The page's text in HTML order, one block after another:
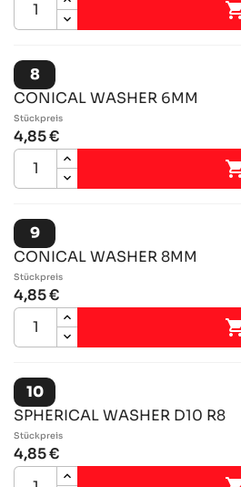
8
CONICAL WASHER 6MM
Stückpreis
4,85 €
9
CONICAL WASHER 8MM
Stückpreis
4,85 €
10
SPHERICAL WASHER D10 R8
Stückpreis
4,85 €